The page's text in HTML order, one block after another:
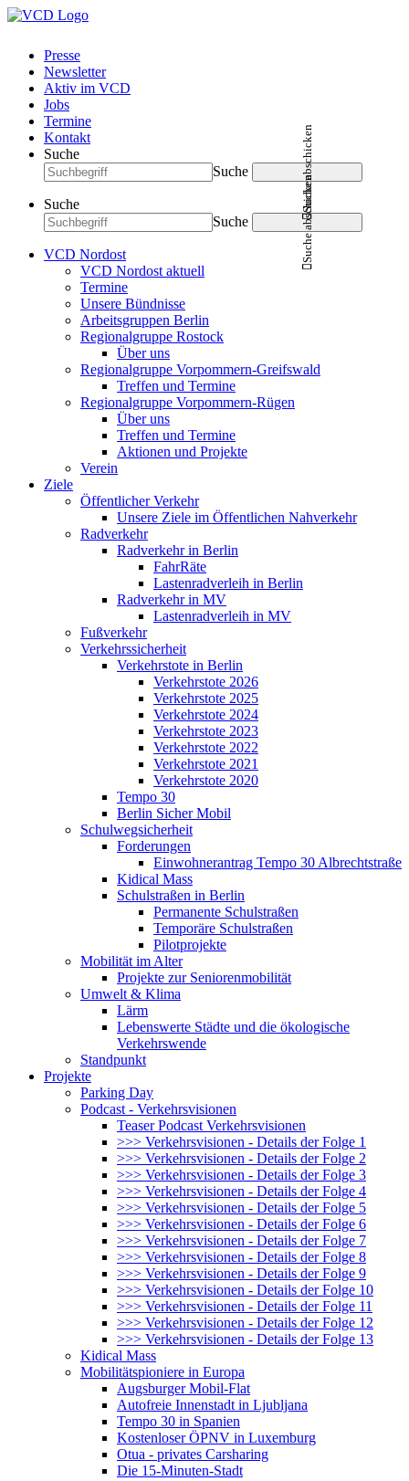
Presse
Newsletter
Aktiv im VCD
Jobs
Termine
Kontakt
Suche
Suche
Suche abschicken
Suche
Suche
Suche abschicken
VCD Nordost
VCD Nordost aktuell
Termine
Unsere Bündnisse
Arbeitsgruppen Berlin
Regionalgruppe Rostock
Über uns
Regionalgruppe Vorpommern-Greifswald
Treffen und Termine
Regionalgruppe Vorpommern-Rügen
Über uns
Treffen und Termine
Aktionen und Projekte
Verein
Ziele
Öffentlicher Verkehr
Unsere Ziele im Öffentlichen Nahverkehr
Radverkehr
Radverkehr in Berlin
FahrRäte
Lastenradverleih in Berlin
Radverkehr in MV
Lastenradverleih in MV
Fußverkehr
Verkehrssicherheit
Verkehrstote in Berlin
Verkehrstote 2026
Verkehrstote 2025
Verkehrstote 2024
Verkehrstote 2023
Verkehrstote 2022
Verkehrstote 2021
Verkehrstote 2020
Tempo 30
Berlin Sicher Mobil
Schulwegsicherheit
Forderungen
Einwohnerantrag Tempo 30 Albrechtstraße
Kidical Mass
Schulstraßen in Berlin
Permanente Schulstraßen
Temporäre Schulstraßen
Pilotprojekte
Mobilität im Alter
Projekte zur Seniorenmobilität
Umwelt & Klima
Lärm
Lebenswerte Städte und die ökologische
Verkehrswende
Standpunkt
Projekte
Parking Day
Podcast - Verkehrsvisionen
Teaser Podcast Verkehrsvisionen
>>> Verkehrsvisionen - Details der Folge 1
>>> Verkehrsvisionen - Details der Folge 2
>>> Verkehrsvisionen - Details der Folge 3
>>> Verkehrsvisionen - Details der Folge 4
>>> Verkehrsvisionen - Details der Folge 5
>>> Verkehrsvisionen - Details der Folge 6
>>> Verkehrsvisionen - Details der Folge 7
>>> Verkehrsvisionen - Details der Folge 8
>>> Verkehrsvisionen - Details der Folge 9
>>> Verkehrsvisionen - Details der Folge 10
>>> Verkehrsvisionen - Details der Folge 11
>>> Verkehrsvisionen - Details der Folge 12
>>> Verkehrsvisionen - Details der Folge 13
Kidical Mass
Mobilitätspioniere in Europa
Augsburger Mobil-Flat
Autofreie Innenstadt in Ljubljana
Tempo 30 in Spanien
Kostenloser ÖPNV in Luxemburg
Otua - privates Carsharing
Die 15-Minuten-Stadt